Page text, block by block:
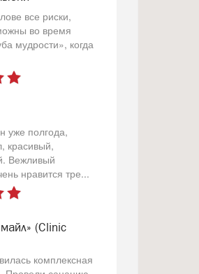
все риски,
во время
мудрости», когда
уже полгода,
красивый,
Вежливый
нравится тре...
(Clinic
комплексная